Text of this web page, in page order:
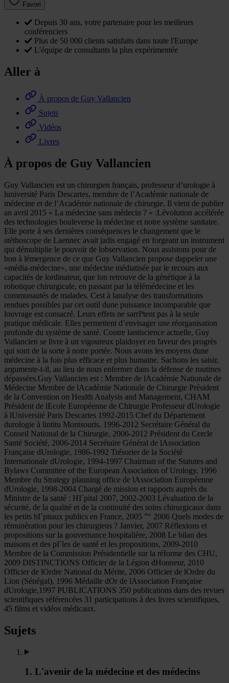
Favori
Depuis 30 ans, votre partenaire pour les meilleurs
conférenciers
Plus de 50 000 clients satisfaits dans toute l'Europe
L'équipe de consultants la plus expérimentée
Aller à
À propos de Guy Vallancien
Sujets
Vidéos
Livres
À propos de Guy Vallancien
Guy Vallancien est un chirurgien français, professeur d’urologie à
luniversité Paris Descartes, membre de l’Académie nationale de
médecine et de l’Académie nationale de chirurgie. Il vient de publier
an avril 2015 « La médecine sans médecin ? » :Lévolution accélérée
des technologies bouleverse la médecine et notre système sanitaire.
Elle porte à ses dernières conséquences le changement que le
stéthoscope de Laennec avait jadis engagé en forgeant un instrument
qui démultiplie le pouvoir de lobservation. Nous assistons pour de
bon à lémergence de ce que Guy Vallancien propose dappeler une
«média-médecine», une médecine médiatisée par le recours aux
capacités de lordinateur, que lon retrouve de la génétique à la
robotique chirurgicale, en passant par la télémédecine et les
communautés de malades. Cest à lanalyse des transformations
rendues possibles par cet outil dune puissance incomparable que
louvrage est consacré. Leurs effets ne sarrIªtent pas à la seule
pratique médicale. Elles permettent d’envisager une réorganisation
profonde du système de santé. Contre lantiscience actuelle, Guy
Vallancien se livre à un vigoureux plaidoyer en faveur des progrès
qui sont de la sorte à notre portée. Nous avons les moyens dune
médecine à la fois plus efficace et plus humaine. Sachons les saisir,
argumente-t-il, au lieu de nous enfermer dans la défense de routines
dépassées.Guy Vallancien est : Membre de lAcadémie Nationale de
Médecine Membre de lAcadémie Nationale de Chirurgie Président
de la Convention on Health Analysis and Management, CHAM
Président de lEcole Européenne de Chirurgie Professeur dUrologie
à lUniversité Paris Descartes 1992-2015 Chef du Département
durologie à lintitu Montsouris, 1996-2012 Secrétaire Général du
Conseil National de la Chirurgie, 2006-2012 Président du Cercle
Santé Société, 2006-2014 Secrétaire Général de lAssociation
Française dUrologie, 1986-1992 Trésorier de la Société
Internationale dUrologie, 1994-1997 Chairman of the Statutes and
Bylaws Committee of the European Association of Urology, 1996
Membre du Strategy planning office de lAssociation Européenne
dUrologie, 1998-2004 Chargé de mission et rapports auprès du
Ministre de la santé : HI´pital 2007, 2002-2003 Lévaluation de la
sécurité, de la qualité et de la continuité des soins chirurgicaux dans
les petits hI´pitaux publics en France, 2005 ”“ 2006 Quels modes de
rémunération pour les chirurgiens ? Janvier, 2007 Réflexions et
propositions sur la gouvernance hospitalière, 2008 Le bilan des
maisons et des pI´les de santé et les propositions, 2009-2010
Membre de la Commission Présidentielle sur la réforme des CHU,
2009 DISTINCTIONS Officier de la Légion dHonneur, 2010
Officier de lOrdre National du Mérite, 2006 Officier de lOrdre du
Lion (Sénégal), 1996 Médaille dOr de lAssociation Française
dUrologie,1997 PUBLICATIONS 350 publications dans des revues
scientifiques référencées 31 participations à des livres scientifiques,
45 films et vidéos médicaux.
Sujets
1. L'avenir de la médecine et des médecins